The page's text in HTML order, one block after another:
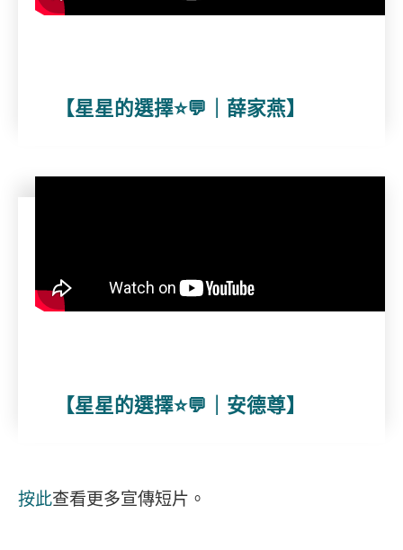
【星星的選擇⭐💬｜薛家燕】
【星星的選擇⭐💬｜安德尊】
按此查看更多宣傳短片。